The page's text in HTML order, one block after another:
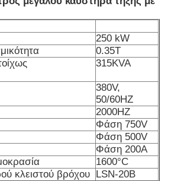
με
250 kW
0.35Τ
315KVA
380V,
50/60HZ
2000HZ
Φάση 750V
Φάση 500V
Φάση 200A
1600°C
κλειστού βρόχου LSN-20B